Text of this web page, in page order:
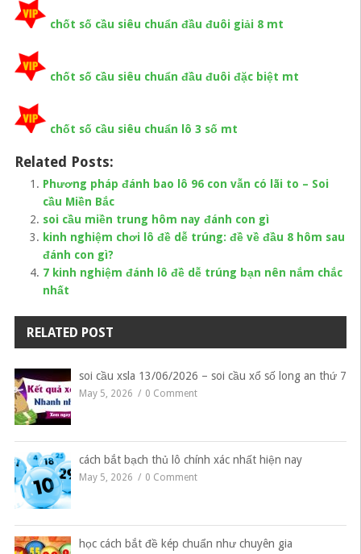
chốt số cầu siêu chuẩn đầu đuôi giải 8 mt
chốt số cầu siêu chuẩn đầu đuôi đặc biệt mt
chốt số cầu siêu chuẩn lô 3 số mt
Related Posts:
Phương pháp đánh bao lô 96 con vẫn có lãi to – Soi
cầu Miền Bắc
soi cầu miền trung hôm nay đánh con gì
kinh nghiệm chơi lô đề dễ trúng: đề về đầu 8 hôm sau
đánh con gì?
7 kinh nghiệm đánh lô đề dễ trúng bạn nên nắm chắc
nhất
RELATED POST
soi cầu xsla 13/06/2026 – soi cầu xổ số long an thứ 7
May 5, 2026 0 Comment
cách bắt bạch thủ lô chính xác nhất hiện nay
May 5, 2026 0 Comment
học cách bắt đề kép chuẩn như chuyên gia